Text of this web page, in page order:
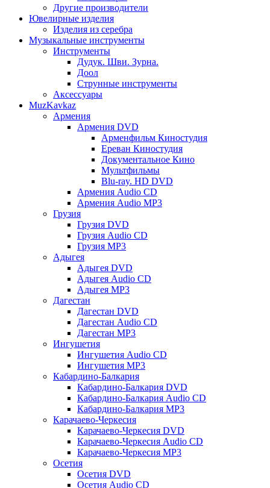
Другие производители
Ювелирные изделия
Изделия из серебра
Музыкальные инструменты
Инструменты
Дудук. Шви. Зурна.
Доол
Струнные инструменты
Аксессуары
MuzKavkaz
Армения
Армения DVD
Арменфильм Киностудия
Ереван Киностудия
Документальное Кино
Мультфильмы
Blu-ray. HD DVD
Армения Audio CD
Армения Audio MP3
Грузия
Грузия DVD
Грузия Audio CD
Грузия MP3
Адыгея
Адыгея DVD
Адыгея Audio CD
Адыгея MP3
Дагестан
Дагестан DVD
Дагестан Audio CD
Дагестан MP3
Ингушетия
Ингушетия Audio CD
Ингушетия MP3
Кабардино-Балкария
Кабардино-Балкария DVD
Кабардино-Балкария Audio CD
Кабардино-Балкария MP3
Карачаево-Черкесия
Карачаево-Черкесия DVD
Карачаево-Черкесия Audio CD
Карачаево-Черкесия MP3
Осетия
Осетия DVD
Осетия Audio CD